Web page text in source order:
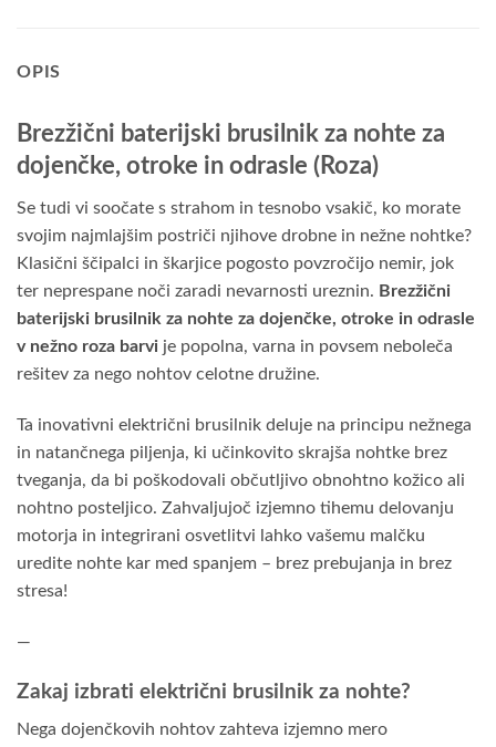
OPIS
Brezžični baterijski brusilnik za nohte za
dojenčke, otroke in odrasle (Roza)
Se tudi vi soočate s strahom in tesnobo vsakič, ko morate
svojim najmlajšim postriči njihove drobne in nežne nohtke?
Klasični ščipalci in škarjice pogosto povzročijo nemir, jok
ter neprespane noči zaradi nevarnosti ureznin. Brezžični
baterijski brusilnik za nohte za dojenčke, otroke in odrasle
v nežno roza barvi je popolna, varna in povsem neboleča
rešitev za nego nohtov celotne družine.
Ta inovativni električni brusilnik deluje na principu nežnega
in natančnega piljenja, ki učinkovito skrajša nohtke brez
tveganja, da bi poškodovali občutljivo obnohtno kožico ali
nohtno posteljico. Zahvaljujoč izjemno tihemu delovanju
motorja in integrirani osvetlitvi lahko vašemu malčku
uredite nohte kar med spanjem – brez prebujanja in brez
stresa!
—
Zakaj izbrati električni brusilnik za nohte?
Nega dojenčkovih nohtov zahteva izjemno mero